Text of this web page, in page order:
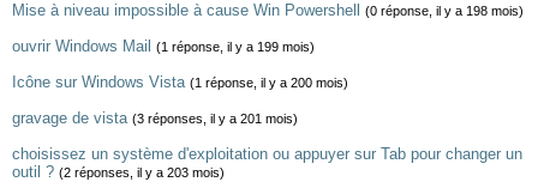
Mise à niveau impossible à cause Win Powershell (0 réponse, il y a 198 mois)
ouvrir Windows Mail (1 réponse, il y a 199 mois)
Icône sur Windows Vista (1 réponse, il y a 200 mois)
gravage de vista (3 réponses, il y a 201 mois)
choisissez un système d'exploitation ou appuyer sur Tab pour changer un
outil ? (2 réponses, il y a 203 mois)